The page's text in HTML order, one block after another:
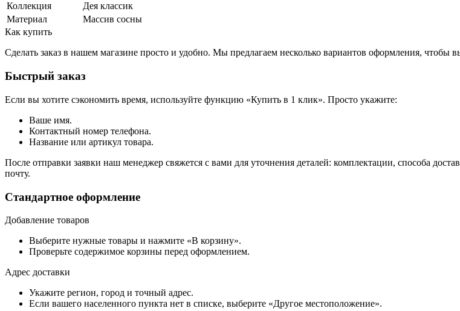
Коллекция
Дея классик
Материал
Массив сосны
Как купить
Сделать заказ в нашем магазине просто и удобно. Мы предлагаем несколько вариантов оформления, чтобы
Быстрый заказ
Если вы хотите сэкономить время, используйте функцию «Купить в 1 клик». Просто укажите:
Ваше имя.
Контактный номер телефона.
Название или артикул товара.
После отправки заявки наш менеджер свяжется с вами для уточнения деталей: комплектации, способа
почту.
Стандартное оформление
Добавление товаров
Выберите нужные товары и нажмите «В корзину».
Проверьте содержимое корзины перед оформлением.
Адрес доставки
Укажите регион, город и точный адрес.
Если вашего населенного пункта нет в списке, выберите «Другое местоположение».